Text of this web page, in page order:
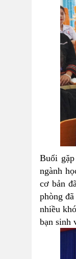
Buổi
ngành
cơ bản
phòng
nhiều
bạn sinh